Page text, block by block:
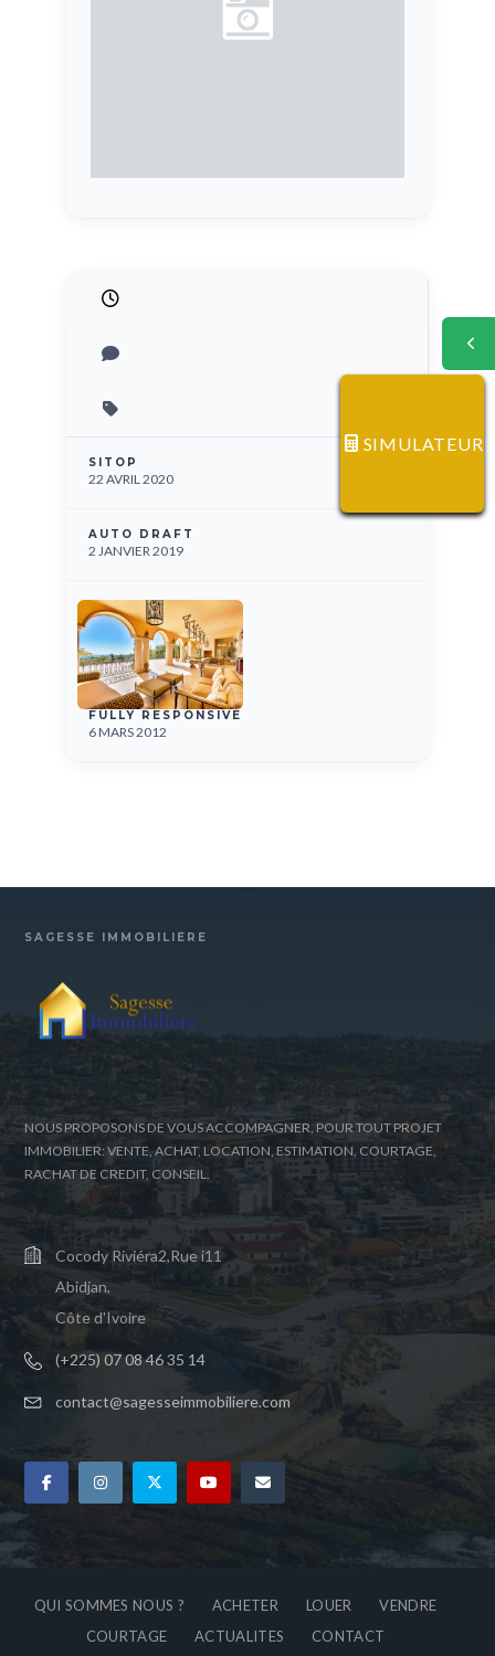
SITOP
22 AVRIL 2020
AUTO DRAFT
2 JANVIER 2019
FULLY RESPONSIVE
6 MARS 2012
SAGESSE IMMOBILIÈRE
NOUS PROPOSONS DE VOUS ACCOMPAGNER, POUR TOUT PROJET
IMMOBILIER: VENTE, ACHAT, LOCATION, ESTIMATION, COURTAGE,
RACHAT DE CREDIT, CONSEIL.
Cocody Riviéra2,Rue i11
Abidjan,
Côte d'Ivoire
(+225) 07 08 46 35 14
contact@sagesseimmobiliere.com
QUI SOMMES NOUS ? ACHETER LOUER
VENDRE
COURTAGE
ACTUALITES CONTACT
SIMULATEUR